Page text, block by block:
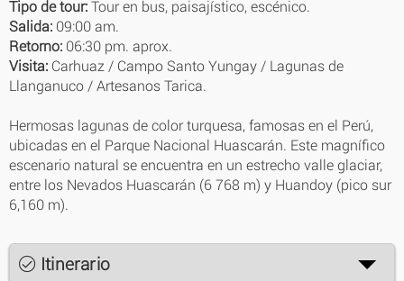
Tipo de tour:Tour en bus, paisajístico, escénico.
Salida: 09:00 am.
Retorno: 06:30 pm. aprox.
Visita: Carhuaz / Campo Santo Yungay / Lagunas de
Llanganuco / Artesanos Tarica.
Hermosas lagunas de color turquesa, famosas en el Perú,
ubicadas en el Parque Nacional Huascarán. Este magnífico
escenario natural se encuentra en un estrecho valle glaciar,
entre los Nevados Huascarán (6 768 m) y Huandoy (pico sur
6,160 m).
Itinerario